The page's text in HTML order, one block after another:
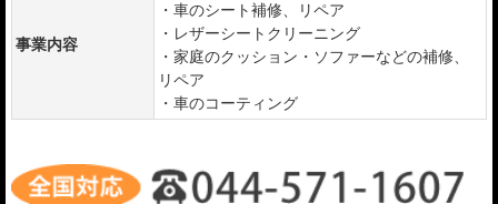
事業内容
・車のシート補修、リペア
・レザーシートクリーニング
・家庭のクッション・ソファーなどの補修、
リペア
・車のコーティング